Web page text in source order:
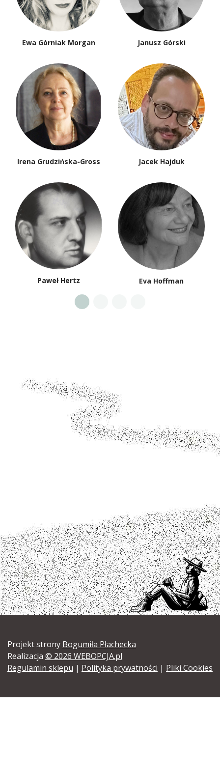
Ewa Górniak Morgan Janusz Górski
Irena Grudzińska-Gross Jacek Hajduk
Paweł Hertz Eva Hoffman
Projekt strony Bogumiła Płachecka
Realizacja © 2026 WEBOPCJA.pl
Regulamin sklepu | Polityka prywatności | Pliki Cookies